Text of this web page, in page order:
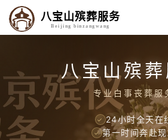
八宝山殡葬服务
Beijing binzangwang
八宝山殡
专业白事丧葬服
✓ 24小时全天在
✓ 第一时间奔赴